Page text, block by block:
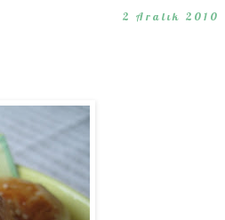
2 Aralık 2010